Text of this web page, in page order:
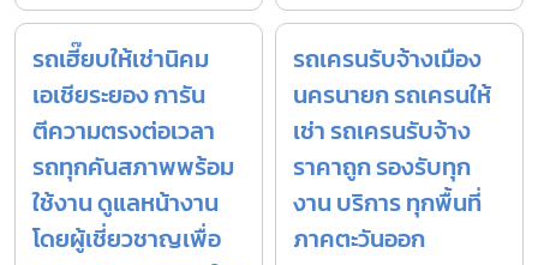
รถเฮี๊ยบให้เช่านิคม
เอเชียระยอง การัน
ตีความตรงต่อเวลา
รถทุกคันสภาพพร้อม
ใช้งาน ดูแลหน้างาน
โดยผู้เชี่ยวชาญเพื่อ
รถเครนรับจ้างเมือง
นครนายก รถเครนให้
เช่า รถเครนรับจ้าง
ราคาถูก รองรับทุก
งาน บริการ ทุกพื้นที่
ภาคตะวันออก